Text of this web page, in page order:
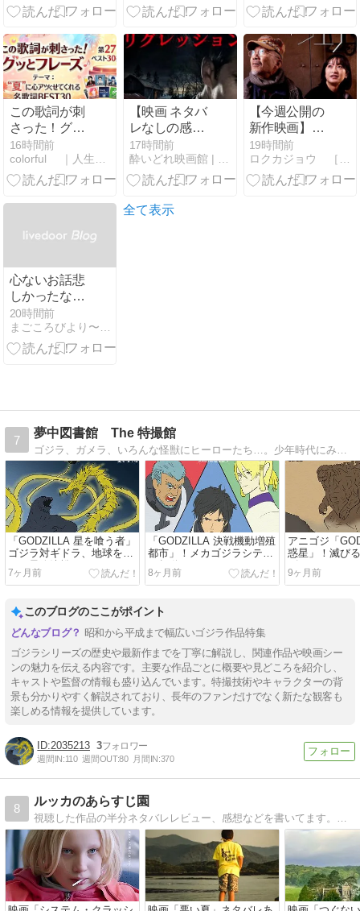
画7選【ホラ
ヒューマンド
ラマまで】
たの？」比叡
2
この歌詞が刺
さった！グッ
とフレーズ
★「夏に心を
アツくさせて
果｜2026年8
16時間前
【映画 ネタバ
レなしの感
想】『リグレ
ッショ
ン:Regression』
17時間前
【今週公開の
新作映画】
『ゴースト・
オブ・ウエ
ノ』2026年8
19時間前
心ないお話悲
しかったな…
20時間前
全て表示
7
夢中図書館 The 特撮館
「GODZILLA 星を喰う者」
ゴジラ対ギドラ、地球をか
けた最終決戦
7ヶ月前
「GODZILLA 決戦機動増殖
都市」！メカゴジラシティ
が起動する…
8ヶ月前
アニゴジ「
惑星」！滅び
ゴジラか…
9ヶ月前
このブログのここがポイント
昭和から平成まで幅広いゴジラ作品特集
ゴジラシリーズの歴史や最新作までを丁寧に解説し、関連作品や映画シー
ンの魅力を伝える内容です。主要な作品ごとに概要や見どころを紹介し、
キャストや監督の情報も盛り込んでいます。特撮技術やキャラクターの背
景も分かりやすく解説されており、長年のファンだけでなく新たな観客も
楽しめる情報を提供しています。
2035213 3
週間IN:110 週間OUT:80 月間IN:370
8
ルッカのあらすじ園
視聴した作品の半分ネタバレレビュー、感想などを書いてます。遊びに来てね。